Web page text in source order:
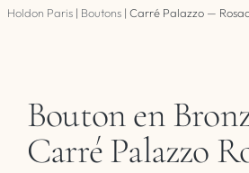
Holdon Paris | Boutons | Carré Palazzo —
Bouton en
Carré Palazzo